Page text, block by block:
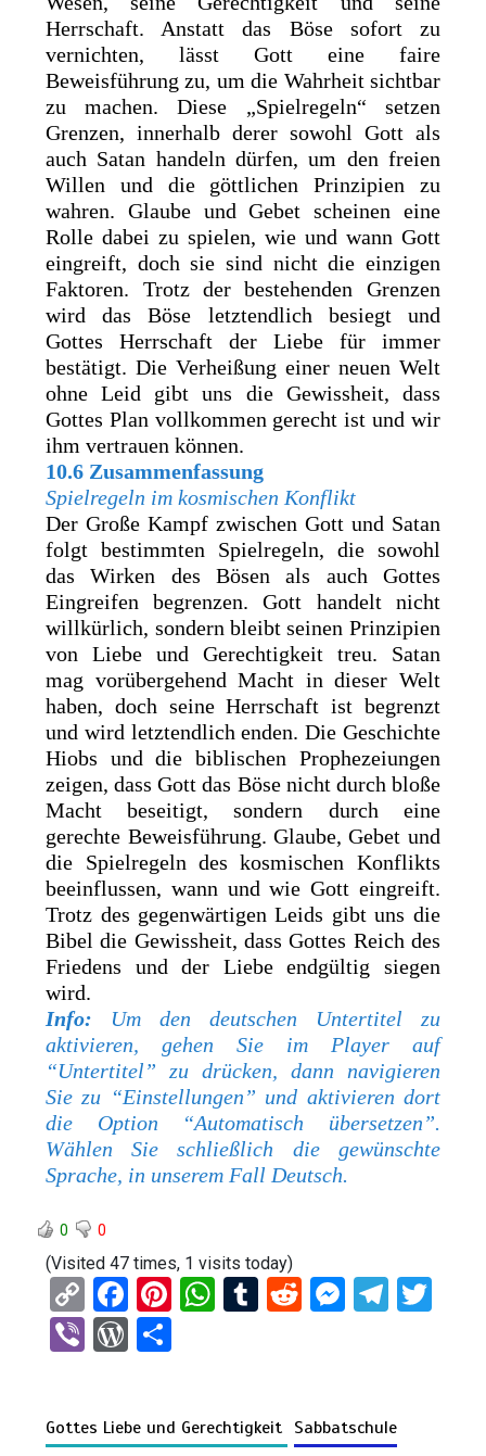
Herrschaft. Anstatt das Böse sofort zu
vernichten, lässt Gott eine faire
Beweisführung zu, um die Wahrheit sichtbar
zu machen. Diese „Spielregeln“ setzen
Grenzen, innerhalb derer sowohl Gott als
auch Satan handeln dürfen, um den freien
Willen und die göttlichen Prinzipien zu
wahren. Glaube und Gebet scheinen eine
Rolle dabei zu spielen, wie und wann Gott
eingreift, doch sie sind nicht die einzigen
Faktoren. Trotz der bestehenden Grenzen
wird das Böse letztendlich besiegt und
Gottes Herrschaft der Liebe für immer
bestätigt. Die Verheißung einer neuen Welt
ohne Leid gibt uns die Gewissheit, dass
Gottes Plan vollkommen gerecht ist und wir
ihm vertrauen können.
10.6 Zusammenfassung
Spielregeln im kosmischen Konflikt
Der Große Kampf zwischen Gott und Satan
folgt bestimmten Spielregeln, die sowohl
das Wirken des Bösen als auch Gottes
Eingreifen begrenzen. Gott handelt nicht
willkürlich, sondern bleibt seinen Prinzipien
von Liebe und Gerechtigkeit treu. Satan
mag vorübergehend Macht in dieser Welt
haben, doch seine Herrschaft ist begrenzt
und wird letztendlich enden. Die Geschichte
Hiobs und die biblischen Prophezeiungen
zeigen, dass Gott das Böse nicht durch bloße
Macht beseitigt, sondern durch eine
gerechte Beweisführung. Glaube, Gebet und
die Spielregeln des kosmischen Konflikts
beeinflussen, wann und wie Gott eingreift.
Trotz des gegenwärtigen Leids gibt uns die
Bibel die Gewissheit, dass Gottes Reich des
Friedens und der Liebe endgültig siegen
wird.
Info: Um den deutschen Untertitel zu
aktivieren, gehen Sie im Player auf
“Untertitel” zu drücken, dann navigieren
Sie zu “Einstellungen” und aktivieren dort
die Option “Automatisch übersetzen”.
Wählen Sie schließlich die gewünschte
Sprache, in unserem Fall Deutsch.
0 0
(Visited 47 times, 1 visits today)
C
o
py
n
F
a
ce
o
Pi
t
W
A
T
r
R
t
M
g
T
a
Vi W
Pr n
Gottes Liebe und Gerechtigkeit Sabbatschule